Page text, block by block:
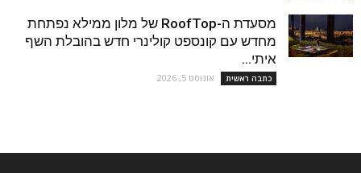
מסעדת ה-RoofTop של מלון ממילא נפתחת
מחדש עם קונספט קולינרי חדש בהובלת השף
איתי...
כתבה ראשית אוגוסט 5, 2026